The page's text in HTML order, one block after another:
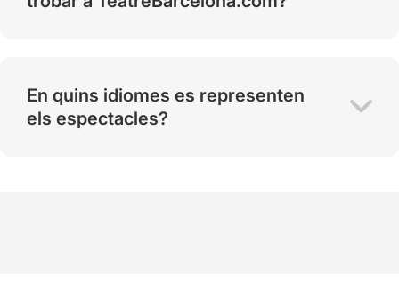
En quins idiomes es representen
els espectacles?